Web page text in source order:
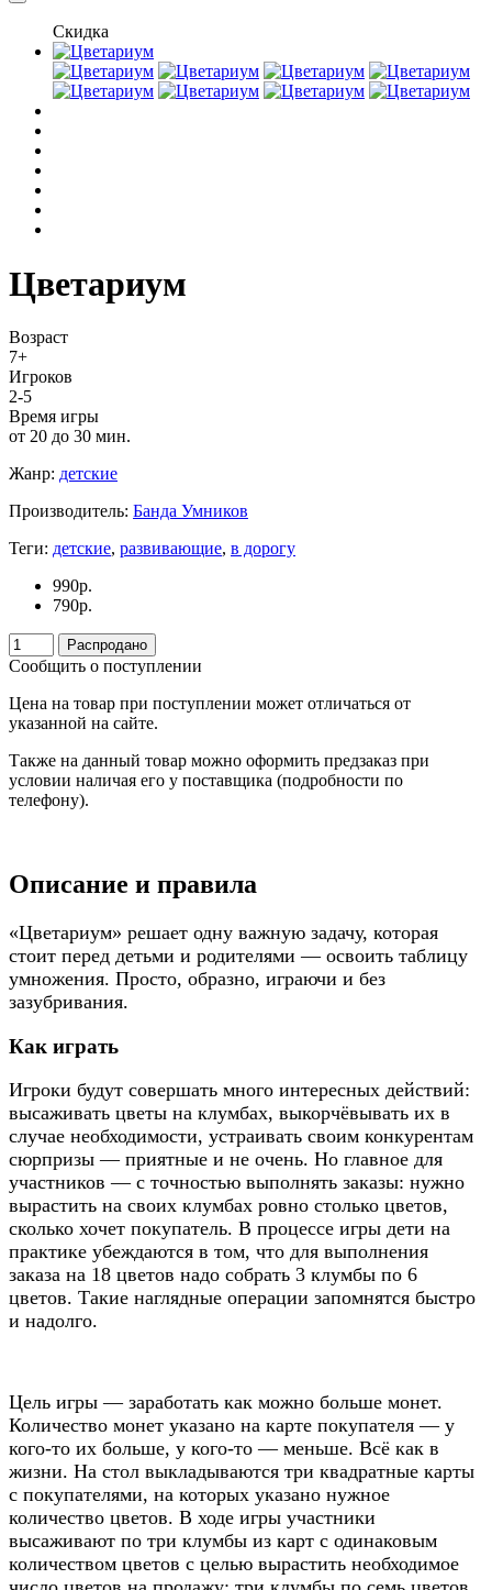
Скидка
Цветариум
Возраст
7+
Игроков
2-5
Время игры
от 20 до 30 мин.
Жанр: детские
Производитель: Банда Умников
Теги: детские, развивающие, в дорогу
990р.
790р.
Распродано
Сообщить о поступлении
Цена на товар при поступлении может отличаться от
указанной на сайте.
Также на данный товар можно оформить предзаказ при
условии наличая его у поставщика (подробности по
телефону).
Описание и правила
«Цветариум» решает одну важную задачу, которая
стоит перед детьми и родителями — освоить таблицу
умножения. Просто, образно, играючи и без
зазубривания.
Как играть
Игроки будут совершать много интересных действий:
высаживать цветы на клумбах, выкорчёвывать их в
случае необходимости, устраивать своим конкурентам
сюрпризы — приятные и не очень. Но главное для
участников — с точностью выполнять заказы: нужно
вырастить на своих клумбах ровно столько цветов,
сколько хочет покупатель. В процессе игры дети на
практике убеждаются в том, что для выполнения
заказа на 18 цветов надо собрать 3 клумбы по 6
цветов. Такие наглядные операции запомнятся быстро
и надолго.
Цель игры — заработать как можно больше монет.
Количество монет указано на карте покупателя — у
кого-то их больше, у кого-то — меньше. Всё как в
жизни. На стол выкладываются три квадратные карты
с покупателями, на которых указано нужное
количество цветов. В ходе игры участники
высаживают по три клумбы из карт с одинаковым
количеством цветов с целью вырастить необходимое